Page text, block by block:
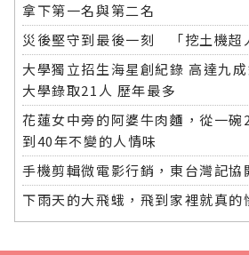
拿下第一名與第二名
災後堅守到最後一刻 「挖土機超
大學獨立招生海星創紀錄 高達九
大學錄取21人 歷年最多
花蓮女中旁的阿婆牛肉麵，從一
到40年不變的人情味
手機剪輯微電影行銷，東台灣記協
下雨天的大飛蛾，飛到家裡就真的